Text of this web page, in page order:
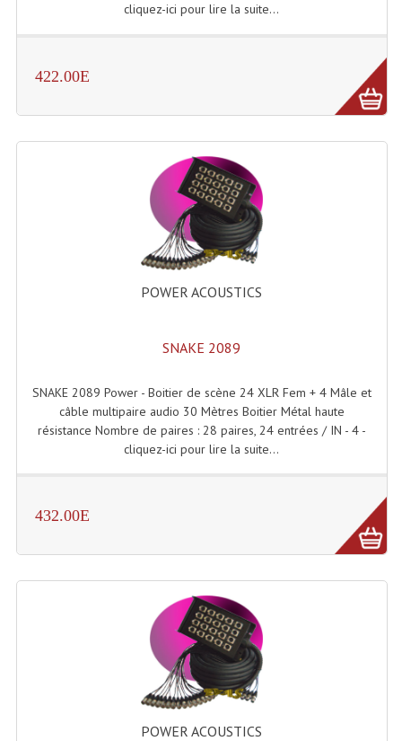
Pendrillon Et Ossature
Pieds De Levage
Ponts - Portiques
Structure Et Angles Quatro Deco
Structures
Structures Carrées
Flight Case Plasma Et Écran LCD
Flight Case Régie
Flight Cases Platine Disque. Lecteurs CD
Flight Malettes Consoles T. Mixages
Flight-Case CDs Et Disques Vinyls
cliquez-ici pour lire la suite...
422.00E
POWER ACOUSTICS
SNAKE 2089
SNAKE 2089 Power - Boitier de scène 24 XLR Fem + 4 Mâle et
câble multipaire audio 30 Mètres Boitier Métal haute
résistance Nombre de paires : 28 paires, 24 entrées / IN - 4 -
cliquez-ici pour lire la suite...
432.00E
POWER ACOUSTICS